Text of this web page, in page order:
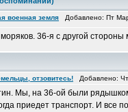
военная земля Добавлено: Пт
36-я с другой
отзовитесь! Добавлено:
Мы, на 36-ой были
приедет транспорт. И все